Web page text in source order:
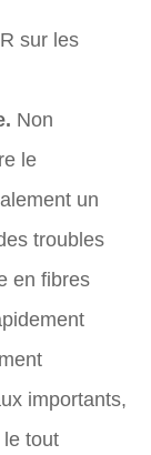
sur les
Non
le
un
troubles
en fibres
importants,
tout